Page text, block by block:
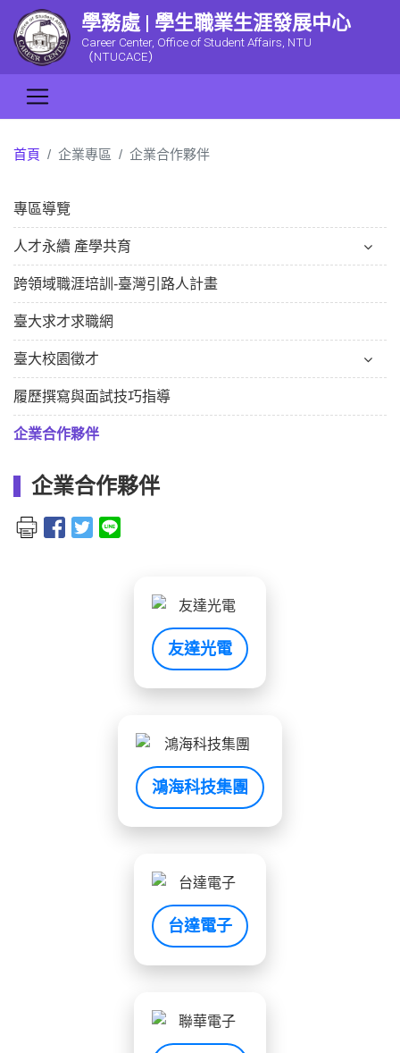
學務處 | 學生職業生涯發展中心
Career Center, Office of Student Affairs, NTU
（NTUCACE）
首頁 企業專區 企業合作夥伴
專區導覽
人才永續 產學共育
跨領域職涯培訓-臺灣引路人計畫
臺大求才求職網
臺大校園徵才
履歷撰寫與面試技巧指導
企業合作夥伴
企業合作夥伴
友達光電
鴻海科技集團
台達電子